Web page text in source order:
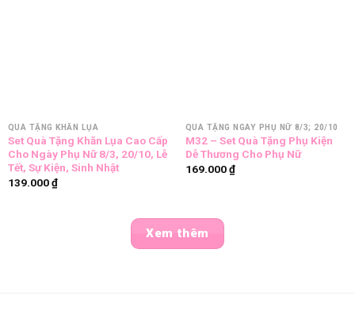
QUÀ TẶNG KHĂN LỤA
Set Quà Tặng Khăn Lụa Cao Cấp
Cho Ngày Phụ Nữ 8/3, 20/10, Lễ
Tết, Sự Kiện, Sinh Nhật
139.000₫
QUÀ TẶNG NGÀY PHỤ NỮ 8/3; 20/10
M32 – Set Quà Tặng Phụ Kiện
Dễ Thương Cho Phụ Nữ
169.000₫
Xem thêm